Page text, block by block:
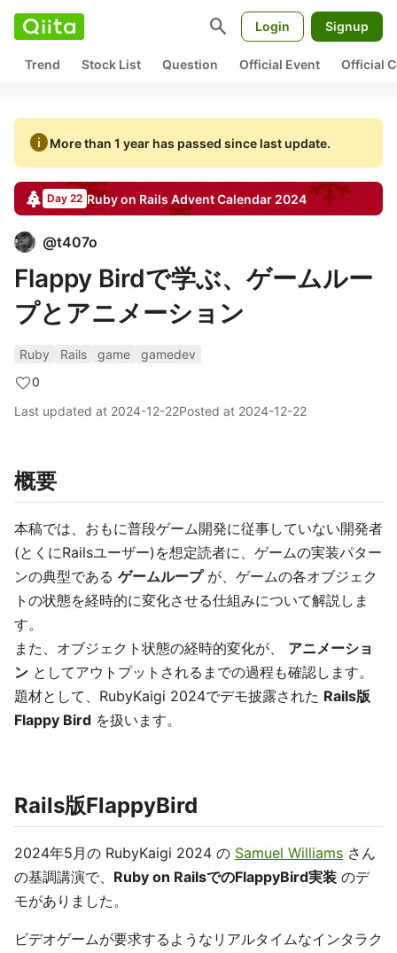
search Login Signup
Trend Stock List Question Official Event Official
infoMore than 1 year has passed since last update.
Day 22 Ruby on Rails Advent Calendar 2024
@t407o
Flappy Birdで学ぶ、ゲームルー
プとアニメーション
Ruby Rails game
gamedev
0
Last updated at 2024-12-22Posted at 2024-12-22
概要
本稿では、おもに普段ゲーム開発に従事していない開発者
(とくにRailsユーザー)を想定読者に、ゲームの実装パター
ンの典型である ゲームループが、ゲームの各オブジェク
トの状態を経時的に変化させる仕組みについて解説しま
す。
また、オブジェクト状態の経時的変化が、 アニメーショ
ン としてアウトプットされるまでの過程も確認します。
題材として、RubyKaigi 2024でデモ披露された Rails版
Flappy Bird を扱います。
Rails版FlappyBird
2024年5月の RubyKaigi 2024 の Samuel Williams さん
の基調講演で、 Ruby on RailsでのFlappyBird実装 のデ
モがありました。
ビデオゲームが要求するようなリアルタイムなインタラク